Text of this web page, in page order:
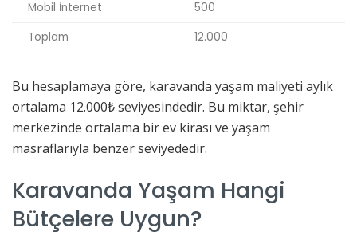
Mobil İnternet
500
Toplam
12.000
Bu hesaplamaya göre, karavanda yaşam maliyeti aylık
ortalama 12.000₺ seviyesindedir. Bu miktar, şehir
merkezinde ortalama bir ev kirası ve yaşam
masraflarıyla benzer seviyededir.
Karavanda Yaşam Hangi
Bütçelere Uygun?